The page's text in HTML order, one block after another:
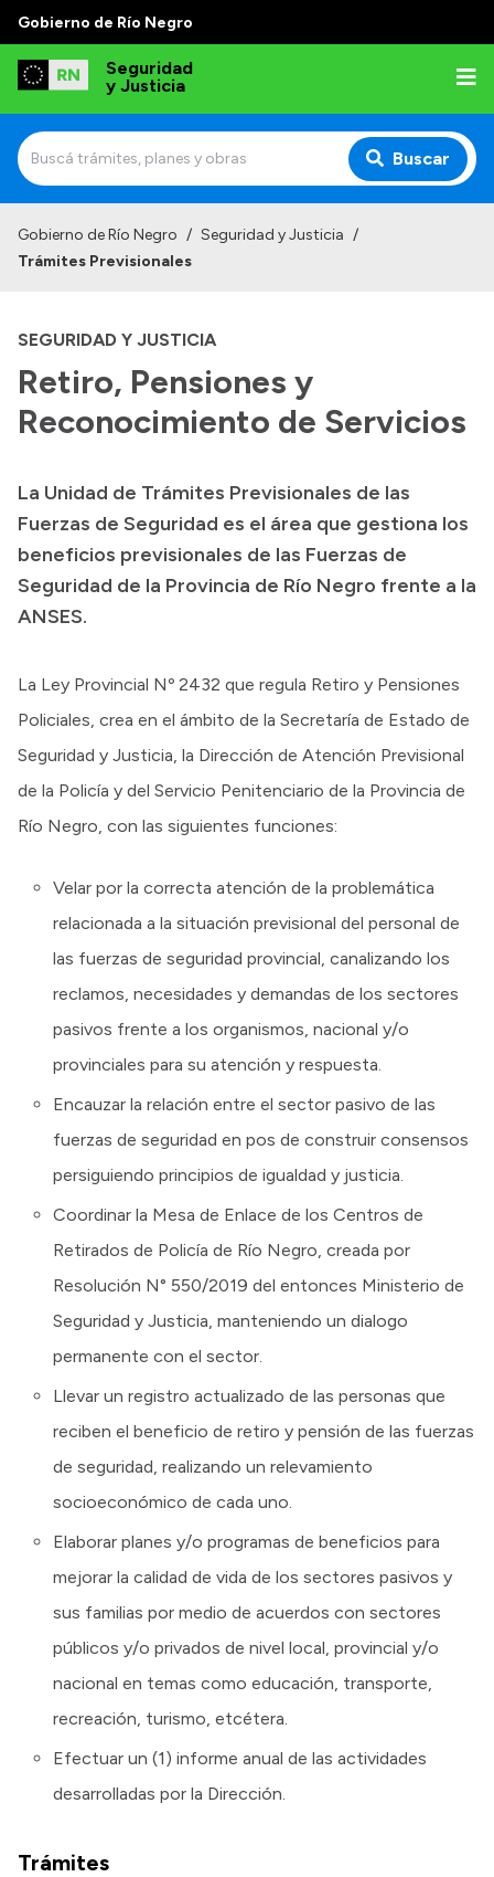
Gobierno de Río Negro
Seguridad
y Justicia
Buscar
Delegaciones
Normativa
Transparencia
Presupuesto
Boletín Oficial
Consulta de expedientes
Consulta de pago a proveedores
Convocatorias
Intranet
Login
Gobierno de Río Negro / Seguridad y Justicia /
Trámites Previsionales
SEGURIDAD Y JUSTICIA
Retiro, Pensiones y
Reconocimiento de Servicios
La Unidad de Trámites Previsionales de las
Fuerzas de Seguridad es el área que gestiona los
beneficios previsionales de las Fuerzas de
Seguridad de la Provincia de Río Negro frente a la
ANSES.
La Ley Provincial Nº 2432 que regula Retiro y Pensiones
Policiales, crea en el ámbito de la Secretaría de Estado de
Seguridad y Justicia, la Dirección de Atención Previsional
de la Policía y del Servicio Penitenciario de la Provincia de
Río Negro, con las siguientes funciones:
Velar por la correcta atención de la problemática
relacionada a la situación previsional del personal de
las fuerzas de seguridad provincial, canalizando los
reclamos, necesidades y demandas de los sectores
pasivos frente a los organismos, nacional y/o
provinciales para su atención y respuesta.
Encauzar la relación entre el sector pasivo de las
fuerzas de seguridad en pos de construir consensos
persiguiendo principios de igualdad y justicia.
Coordinar la Mesa de Enlace de los Centros de
Retirados de Policía de Río Negro, creada por
Resolución N° 550/2019 del entonces Ministerio de
Seguridad y Justicia, manteniendo un dialogo
permanente con el sector.
Llevar un registro actualizado de las personas que
reciben el beneficio de retiro y pensión de las fuerzas
de seguridad, realizando un relevamiento
socioeconómico de cada uno.
Elaborar planes y/o programas de beneficios para
mejorar la calidad de vida de los sectores pasivos y
sus familias por medio de acuerdos con sectores
públicos y/o privados de nivel local, provincial y/o
nacional en temas como educación, transporte,
recreación, turismo, etcétera.
Efectuar un (1) informe anual de las actividades
desarrolladas por la Dirección.
Trámites